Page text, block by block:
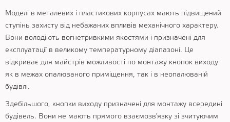
Моделі в металевих і пластикових корпусах мають підвищений
ступінь захисту від небажаних впливів механічного характеру.
Вони володіють вогнетривкими якостями і призначені для
експлуатації в великому температурному діапазоні. Це
відкриває для майстрів можливості по монтажу кнопок виходу
як в межах опалюваного приміщення, так і в неопалюваній
будівлі.
Здебільшого, кнопки виходу призначені для монтажу всередині
будівель. Вони не мають прямого взаємозв'язку зі зчитуючим